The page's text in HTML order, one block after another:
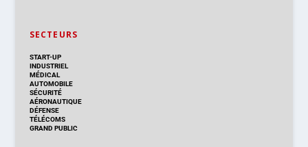
SECTEURS
START-UP
INDUSTRIEL
MÉDICAL
AUTOMOBILE
SÉCURITÉ
AÉRONAUTIQUE
DÉFENSE
TÉLÉCOMS
GRAND PUBLIC